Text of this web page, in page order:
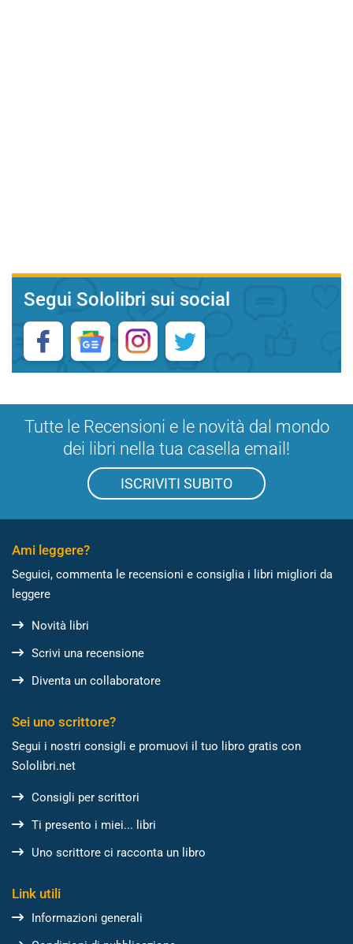
Segui Sololibri sui social
Tutte le Recensioni e le novità dal mondo
dei libri nella tua casella email!
ISCRIVITI SUBITO
Ami leggere?
Seguici, commenta le recensioni e consiglia i libri migliori da
leggere
Novità libri
Scrivi una recensione
Diventa un collaboratore
Sei uno scrittore?
Segui i nostri consigli e promuovi il tuo libro gratis con
Sololibri.net
Consigli per scrittori
Ti presento i miei... libri
Uno scrittore ci racconta un libro
Link utili
Informazioni generali